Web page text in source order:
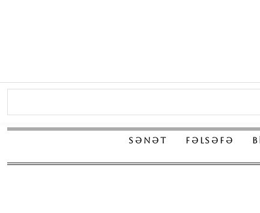
SƏNƏT FƏLSƏFƏ